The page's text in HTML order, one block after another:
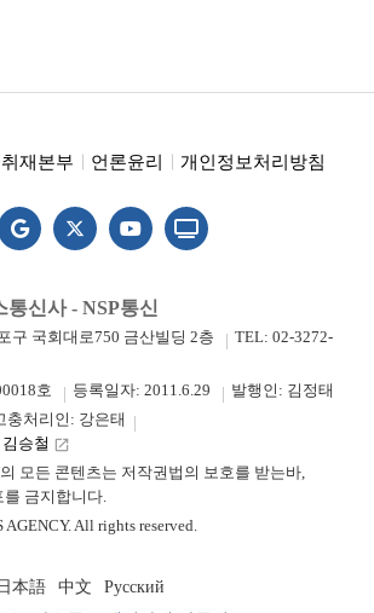
재본부 언론윤리 개인정보처리방침
통신사 - NSP통신
구 국회대로750 금산빌딩 2층
TEL: 02-3272-
호
등록일자: 2011.6.29
발행인: 김정태
충처리인: 강은태
승철 launch
의 모든 콘텐츠는 저작권법의 보호를 받는바,
를 금지합니다.
All rights reserved.
日本語 中文
Русский